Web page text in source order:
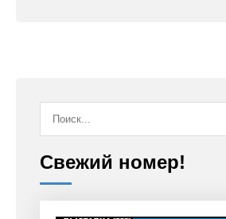
Свежий номер!